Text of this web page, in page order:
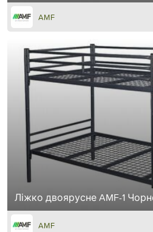
AMF
Ліжко двоярусне AMF-1
AMF